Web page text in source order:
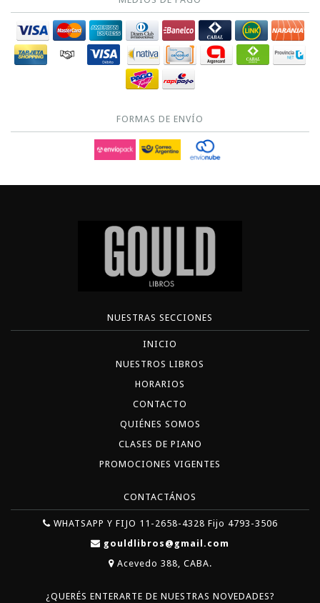
FORMAS DE ENVÍO
NUESTRAS SECCIONES
INICIO
NUESTROS LIBROS
HORARIOS
CONTACTO
QUIÉNES SOMOS
CLASES DE PIANO
PROMOCIONES VIGENTES
CONTACTÁNOS
WHATSAPP Y FIJO 11-2658-4328 Fijo 4793-3506
gouldlibros@gmail.com
Acevedo 388, CABA.
¿QUERÉS ENTERARTE DE NUESTRAS NOVEDADES?